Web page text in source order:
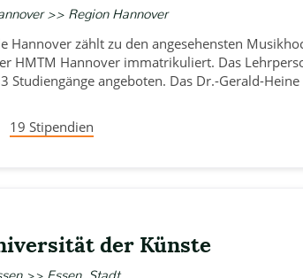
>> Region Hannover
Hannover zählt zu den angesehensten
HMTM Hannover immatrikuliert. Das
Studiengänge angeboten. Das Dr.-Gerald-
19 Stipendien
der Künste
>> Essen, Stadt